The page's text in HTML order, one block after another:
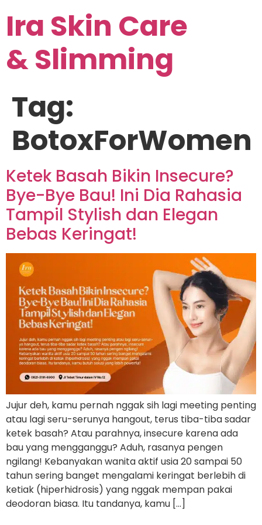
Ira Skin Care
& Slimming
Tag:
BotoxForWomen
Ketek Basah Bikin Insecure?
Bye-Bye Bau! Ini Dia Rahasia
Tampil Stylish dan Elegan
Bebas Keringat!
Jujur deh, kamu pernah nggak sih lagi meeting penting
atau lagi seru-serunya hangout, terus tiba-tiba sadar
ketek basah? Atau parahnya, insecure karena ada
bau yang mengganggu? Aduh, rasanya pengen
ngilang! Kebanyakan wanita aktif usia 20 sampai 50
tahun sering banget mengalami keringat berlebih di
ketiak (hiperhidrosis) yang nggak mempan pakai
deodoran biasa. Itu tandanya, kamu […]